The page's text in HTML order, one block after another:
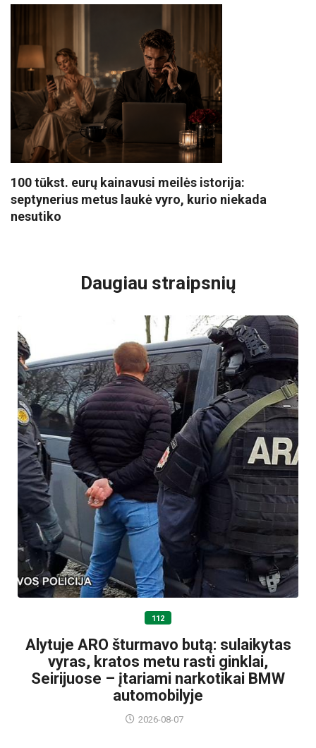
100 tūkst. eurų kainavusi meilės istorija:
septynerius metus laukė vyro, kurio niekada
nesutiko
Daugiau straipsnių
112
Alytuje ARO šturmavo butą: sulaikytas
vyras, kratos metu rasti ginklai,
Seirijuose – įtariami narkotikai BMW
automobilyje
2026-08-07